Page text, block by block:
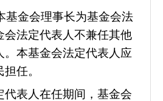
基金会理事长为基金会法
会法定代表人不兼任其他
。本基金会法定代表人应
任。
代表人在任期间，基金会